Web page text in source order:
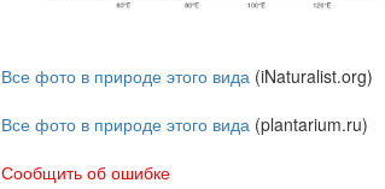
Все фото в природе этого вида (iNaturalist.org)
Все фото в природе этого вида (plantarium.ru)
Сообщить об ошибке